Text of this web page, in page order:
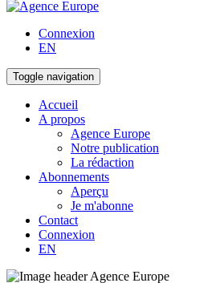
Connexion
EN
Toggle navigation
Accueil
A propos
Agence Europe
Notre publication
La rédaction
Abonnements
Aperçu
Je m'abonne
Contact
Connexion
EN